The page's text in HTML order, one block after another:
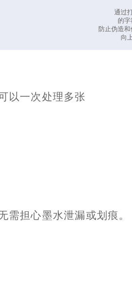
通过
的字
防止伪造
向
以一次处理多张
需担心墨水泄漏或划痕。